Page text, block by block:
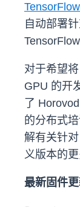
自动部署
TensorFlow
对于希望
GPU 的开
了
的分布式
解有关针
义版本的更
最新固件